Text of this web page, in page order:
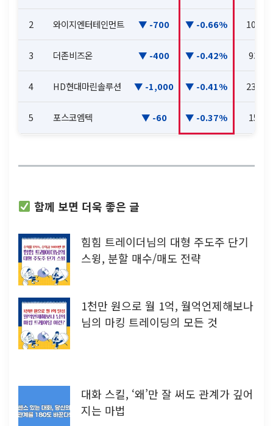
2 와이지엔터테인먼트 -700 -0.66%
3 더존비즈온 -400 -0.42%
4 HD현대마린솔루션 -1,000 -0.41%
5 포스코엠텍 -60 -0.37%
함께 보면 더욱 좋은 글
힘힘 트레이더님의 대형 주도주 단기
스윙, 분할 매수/매도 전략
1천만 원으로 월 1억, 월억언제해보나
님의 마킹 트레이딩의 모든 것
대화 스킬, ‘왜’만 잘 써도 관계가 깊어
지는 마법